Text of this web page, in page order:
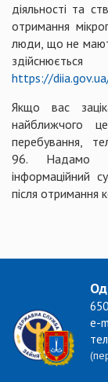
діяльності та
отримання
люди, що не
https://
Якщо вас
найближчого
перебування,
96. Надамо
інформаційний
після отримання
e-